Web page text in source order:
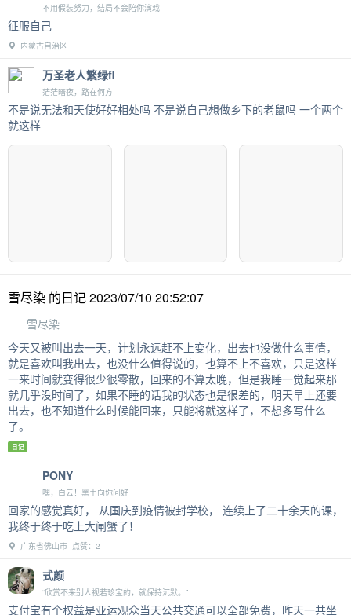
不用假装努力，结局不会陪你演戏
征服自己
内蒙古自治区
万圣老人繁绿fl
茫茫暗夜，路在何方
不是说无法和天使好好相处吗 不是说自己想做乡下的老鼠吗 一个两个
就这样
雪尽染 的日记 2023/07/10 20:52:07
雪尽染
今天又被叫出去一天，计划永远赶不上变化，出去也没做什么事情，
就是喜欢叫我出去，也没什么值得说的，也算不上不喜欢，只是这样
一来时间就变得很少很零散，回来的不算太晚，但是我睡一觉起来那
就几乎没时间了，如果不睡的话我的状态也是很差的，明天早上还要
出去，也不知道什么时候能回来，只能将就这样了，不想多写什么
了。
日记
PONY
嘿，白云！黑土向你问好
回家的感觉真好， 从国庆到疫情被封学校， 连续上了二十余天的课，
我终于终于吃上大闸蟹了！
广东省佛山市 点赞：2
式颜
“欣赏不来别人视若珍宝的，就保持沉默。”
支付宝有个权益是亚运观众当天公共交通可以全部免费，昨天一共坐